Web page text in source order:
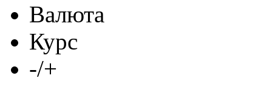
Валюта
Курс
-/+